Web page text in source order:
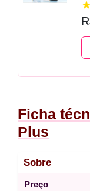
Ficha
Plus
Sobre
Preço